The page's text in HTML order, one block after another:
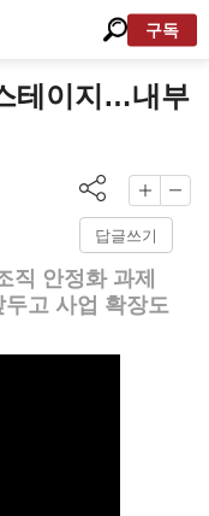
구독
테이지…내부
답글쓰기
직 안정화 과제
두고 사업 확장도